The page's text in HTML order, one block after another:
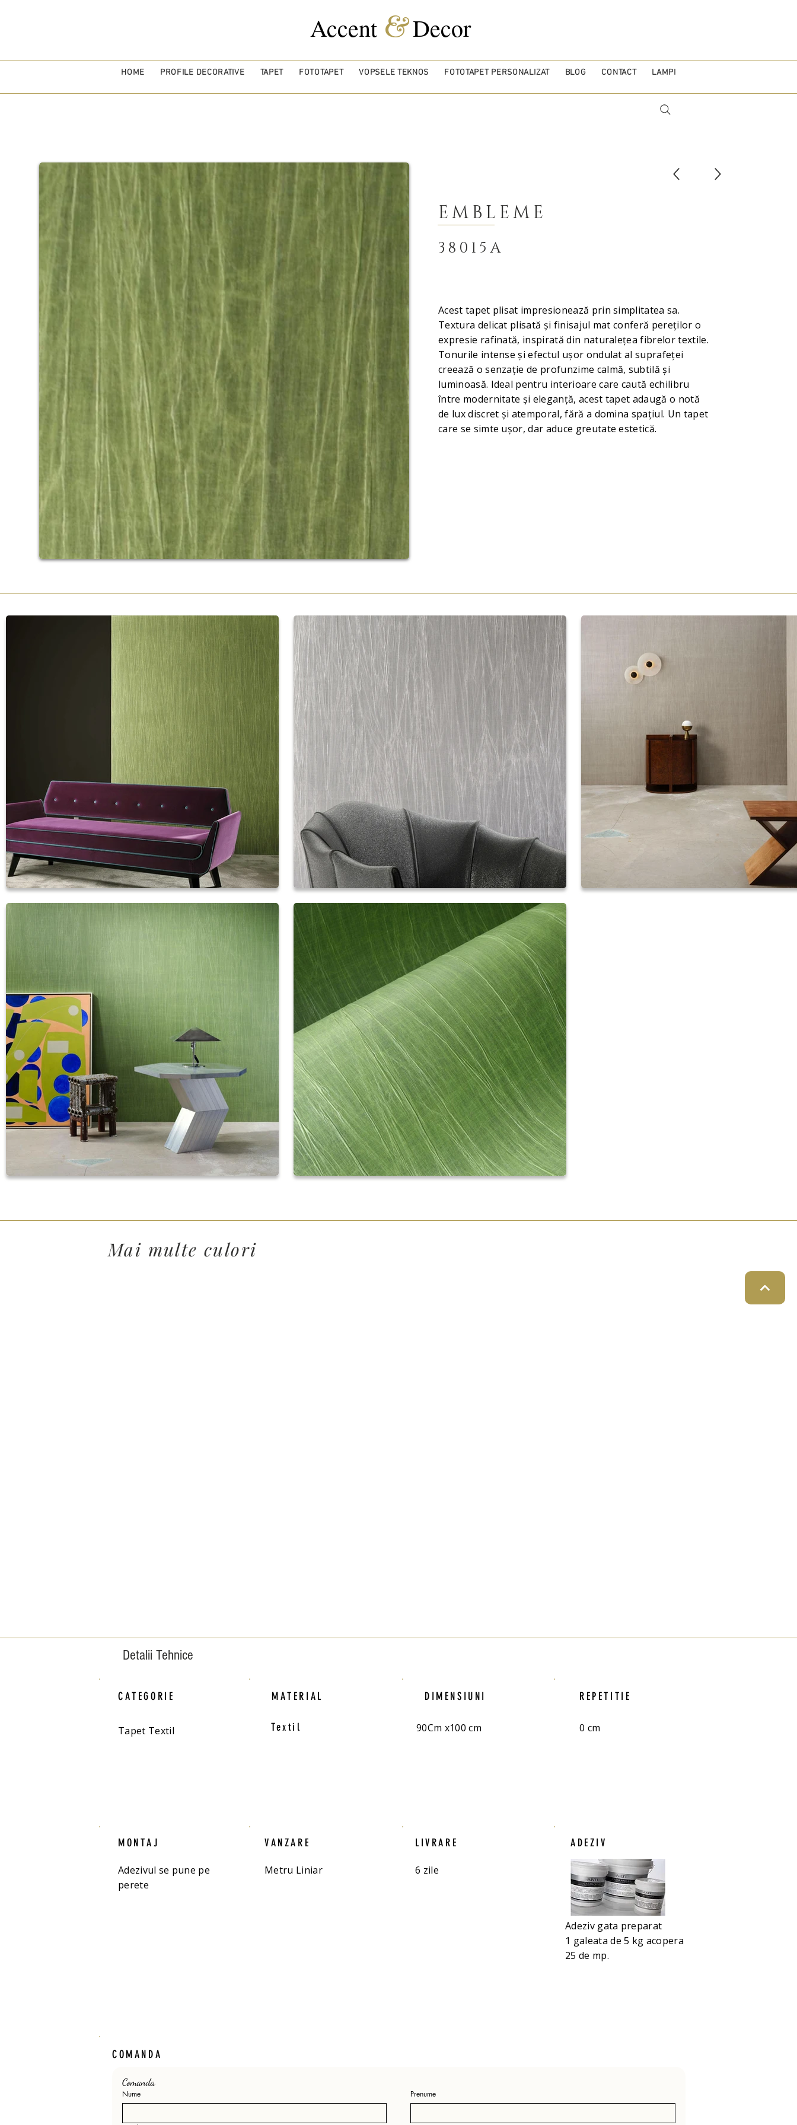
Accent &Decor
HOME PROFILE DECORATIVE TAPET FOTOTAPET VOPSELE TEKNOS FOTOTAPET PERSONALIZAT BLOG CONTACT LAMPI
EMBLEME
38015A
Acest tapet plisat impresionează prin simplitatea sa.
Textura delicat plisată și finisajul mat conferă pereților o
expresie rafinată, inspirată din naturalețea fibrelor textile.
Tonurile intense și efectul ușor ondulat al suprafeței
creează o senzație de profunzime calmă, subtilă și
luminoasă. Ideal pentru interioare care caută echilibru
între modernitate și eleganță, acest tapet adaugă o notă
de lux discret și atemporal, fără a domina spațiul. Un tapet
care se simte ușor, dar aduce greutate estetică.
Mai multe culori
Detalii Tehnice
CATEGORIE
Tapet Textil
MONTAJ
Adezivul se pune pe
perete
MATERIAL
Textil
VANZARE
Metru Liniar
DIMENSIUNI
90Cm x100 cm
LIVRARE
6 zile
REPETITIE
0 cm
ADEZIV
Adeziv gata preparat
1 galeata de 5 kg acopera
25 de mp.
COMANDA
Comanda
Nume Prenume